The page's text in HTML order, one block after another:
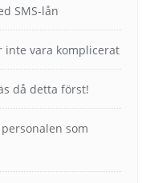
SMS-lån
inte vara komplicerat
då detta först!
som